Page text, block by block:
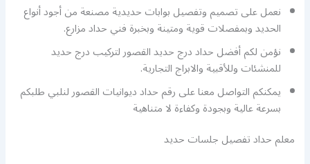
نعمل على تصميم وتفصيل بوابات حديدية مصنعة من أجود أنواع
الحديد وبمفصلات قوية ومتينة وبخبرة فني حداد مزارع.
نؤمن لكم أفضل حداد درج حديد القصور لتركيب درج حديد
للمنشئات وللأقبية والابراج التجارية.
يمكنكم التواصل معنا على رقم حداد ديوانيات القصور لنلبي طلبكم
بسرعة عالية وبجودة وكفاءة لا متناهية
معلم حداد تفصيل جلسات حديد